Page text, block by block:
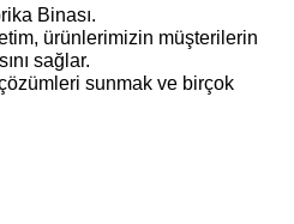
Binası.
ürünlerimizin müşterilerin
sağlar.
sunmak ve birçok